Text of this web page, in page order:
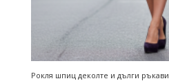
Рокля шпиц деколте и дълги ръкави